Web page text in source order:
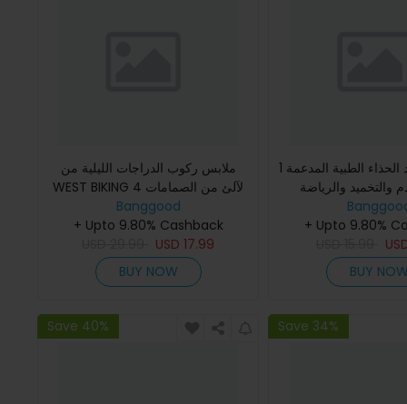
ملابس ركوب الدراجات الليلية من
WEST BIKING 4 لآلئ من الصمامات
الثنائية المضيئة من النوع C يمكن إعادة
شحنها مع ضبط إضاءة
Banggood
+ Upto 9.80% Cashback
USD17.99
BUY NOW
1 زوج من وسائد الحذاء الطبية المدعمة
والتخميد والرياضة
وعلاج التهاب الأوتار
والقدامى ولأ
+ Upto 9.80%
BUY NOW
Save 40% Save 34%